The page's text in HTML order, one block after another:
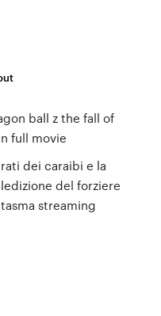
ball z the fall of
full movie
dei caraibi e la
del forziere
streaming